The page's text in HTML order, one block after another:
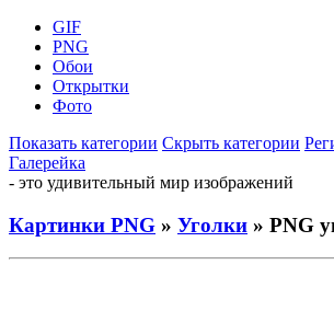
GIF
PNG
Обои
Открытки
Фото
Показать категории Скрыть категории
Галерейка
- это удивительный мир изображений
Картинки PNG » Уголки » PNG